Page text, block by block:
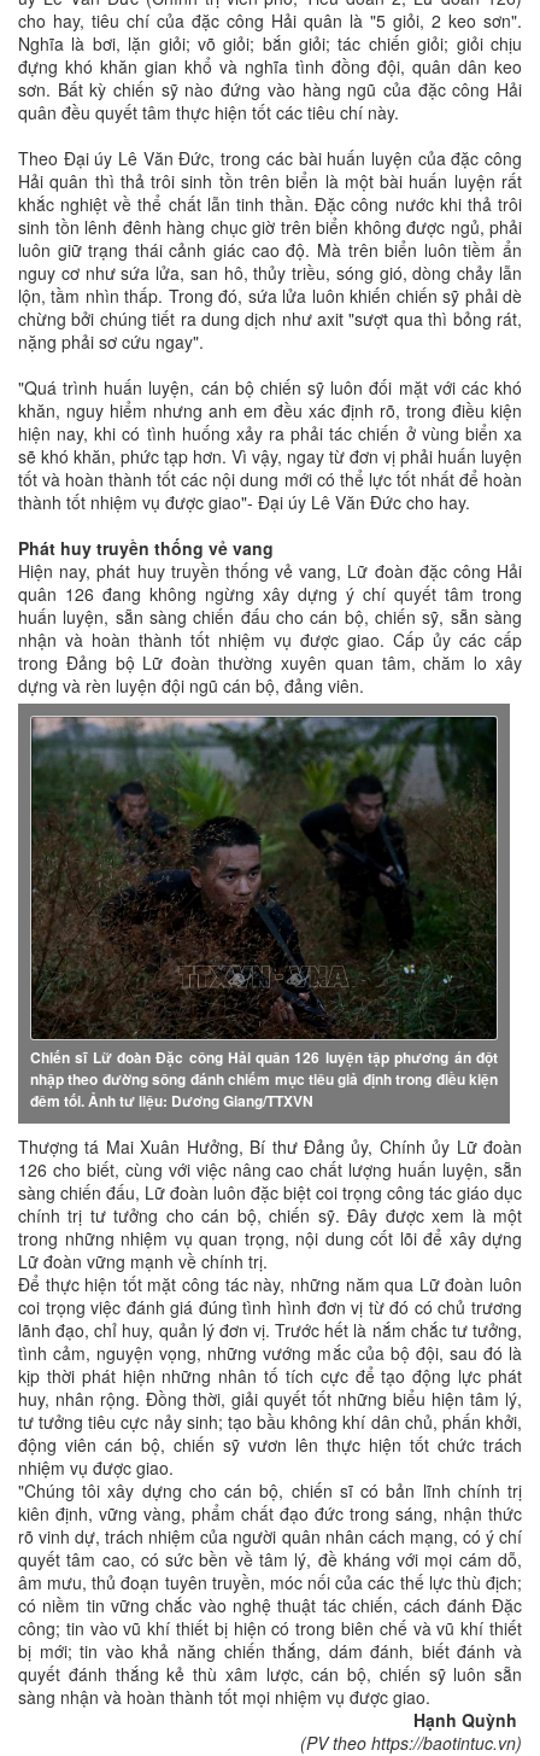
cho hay, tiêu chí của đặc công Hải quân là "5 giỏi, 2 keo sơn".
Nghĩa là bơi, lặn giỏi; võ giỏi; bắn giỏi; tác chiến giỏi; giỏi chịu
đựng khó khăn gian khổ và nghĩa tình đồng đội, quân dân keo
sơn. Bất kỳ chiến sỹ nào đứng vào hàng ngũ của đặc công Hải
quân đều quyết tâm thực hiện tốt các tiêu chí này.
Theo Đại úy Lê Văn Đức, trong các bài huấn luyện của đặc công
Hải quân thì thả trôi sinh tồn trên biển là một bài huấn luyện rất
khắc nghiệt về thể chất lẫn tinh thần. Đặc công nước khi thả trôi
sinh tồn lênh đênh hàng chục giờ trên biển không được ngủ, phải
luôn giữ trạng thái cảnh giác cao độ. Mà trên biển luôn tiềm ẩn
nguy cơ như sứa lửa, san hô, thủy triều, sóng gió, dòng chảy lẫn
lộn, tầm nhìn thấp. Trong đó, sứa lửa luôn khiến chiến sỹ phải dè
chừng bởi chúng tiết ra dung dịch như axit "sượt qua thì bỏng rát,
nặng phải sơ cứu ngay".
"Quá trình huấn luyện, cán bộ chiến sỹ luôn đối mặt với các khó
khăn, nguy hiểm nhưng anh em đều xác định rõ, trong điều kiện
hiện nay, khi có tình huống xảy ra phải tác chiến ở vùng biển xa
sẽ khó khăn, phức tạp hơn. Vì vậy, ngay từ đơn vị phải huấn luyện
tốt và hoàn thành tốt các nội dung mới có thể lực tốt nhất để hoàn
thành tốt nhiệm vụ được giao"- Đại úy Lê Văn Đức cho hay.
Phát huy truyền thống vẻ vang
Hiện nay, phát huy truyền thống vẻ vang, Lữ đoàn đặc công Hải
quân 126 đang không ngừng xây dựng ý chí quyết tâm trong
huấn luyện, sẵn sàng chiến đấu cho cán bộ, chiến sỹ, sẵn sàng
nhận và hoàn thành tốt nhiệm vụ được giao. Cấp ủy các cấp
trong Đảng bộ Lữ đoàn thường xuyên quan tâm, chăm lo xây
dựng và rèn luyện đội ngũ cán bộ, đảng viên.
Chiến sĩ Lữ đoàn Đặc công Hải quân 126 luyện tập phương án đột
nhập theo đường sông đánh chiếm mục tiêu giả định trong điều kiện
đêm tối. Ảnh tư liệu: Dương Giang/TTXVN
Thượng tá Mai Xuân Hưởng, Bí thư Đảng ủy, Chính ủy Lữ đoàn
126 cho biết, cùng với việc nâng cao chất lượng huấn luyện, sẵn
sàng chiến đấu, Lữ đoàn luôn đặc biệt coi trọng công tác giáo dục
chính trị tư tưởng cho cán bộ, chiến sỹ. Đây được xem là một
trong những nhiệm vụ quan trọng, nội dung cốt lõi để xây dựng
Lữ đoàn vững mạnh về chính trị.
Để thực hiện tốt mặt công tác này, những năm qua Lữ đoàn luôn
coi trọng việc đánh giá đúng tình hình đơn vị từ đó có chủ trương
lãnh đạo, chỉ huy, quản lý đơn vị. Trước hết là nắm chắc tư tưởng,
tình cảm, nguyện vọng, những vướng mắc của bộ đội, sau đó là
kịp thời phát hiện những nhân tố tích cực để tạo động lực phát
huy, nhân rộng. Đồng thời, giải quyết tốt những biểu hiện tâm lý,
tư tưởng tiêu cực nảy sinh; tạo bầu không khí dân chủ, phấn khởi,
động viên cán bộ, chiến sỹ vươn lên thực hiện tốt chức trách
nhiệm vụ được giao.
"Chúng tôi xây dựng cho cán bộ, chiến sĩ có bản lĩnh chính trị
kiên định, vững vàng, phẩm chất đạo đức trong sáng, nhận thức
rõ vinh dự, trách nhiệm của người quân nhân cách mạng, có ý chí
quyết tâm cao, có sức bền về tâm lý, đề kháng với mọi cám dỗ,
âm mưu, thủ đoạn tuyên truyền, móc nối của các thế lực thù địch;
có niềm tin vững chắc vào nghệ thuật tác chiến, cách đánh Đặc
công; tin vào vũ khí thiết bị hiện có trong biên chế và vũ khí thiết
bị mới; tin vào khả năng chiến thắng, dám đánh, biết đánh và
quyết đánh thắng kẻ thù xâm lược, cán bộ, chiến sỹ luôn sẵn
sàng nhận và hoàn thành tốt mọi nhiệm vụ được giao.
Hạnh Quỳnh
(PV theo https://baotintuc.vn)